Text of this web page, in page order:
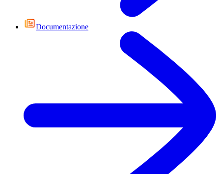
Documentazione